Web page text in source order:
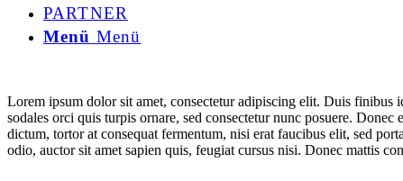
PARTNER
Menü Menü
Lorem ipsum dolor sit amet, consectetur adipiscing elit. Duis
sodales orci quis turpis ornare, sed consectetur nunc posuere.
dictum, tortor at consequat fermentum, nisi erat faucibus elit, sed
odio, auctor sit amet sapien quis, feugiat cursus nisi. Donec mattis